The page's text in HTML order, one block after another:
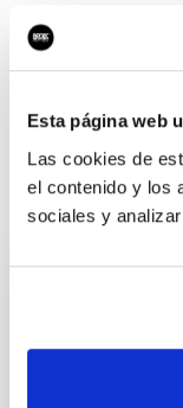
Esta página web
Las cookies de
el contenido y los
sociales y
¡Ups,
¿Quieres